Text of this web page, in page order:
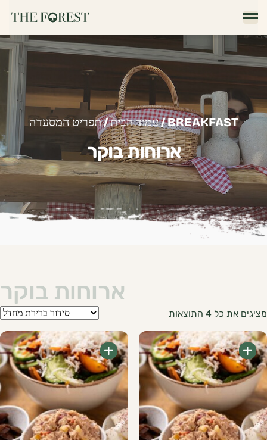
עמוד הבית/תפריט המסעדה / BREAKFAST
ארוחות בוקר
ארוחות בוקר
מציגים את כל ⁦4⁩ התוצאות
+ +